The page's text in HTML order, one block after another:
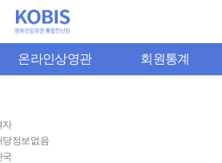
온라인상영관 회원통계
자
당정보없음
국